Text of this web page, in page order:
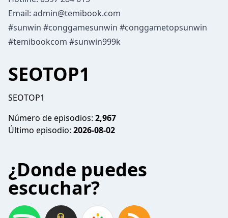
Email: admin@temibook.com
#sunwin #conggamesunwin #conggametopsunwin
#temibookcom #sunwin999k
SEOTOP1
SEOTOP1
Número de episodios: 2,967
Último episodio: 2026-08-02
¿Donde puedes
escuchar?